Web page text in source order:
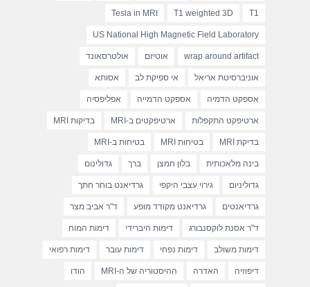
T1
T1 weighted 3D
Tesla in MRI
US National High Magnetic Field Laboratory
wrap around artifact אוטיזם אולטרסאונד
אוניברסיטת אריאל אי ספיקת לב אסותא
אספקט הדמיה אספקט הדמייה אפליפסיה
ארטיפקט התקפלות ארטיפקטים ב-MRI בדיקות MRI
בדיקת MRI בטיחות MRI בטיחות ב-MRI
בינה מלאכותית בלון חמצן ברך גדולינום
גדוליניום גירוי עצבי היקפי גרדיאנט בוחר חתך
גרדיאנטים גרדיאנט מקודד מופע ד"ר אביב מצר
ד"ר אסנת לוקסנבורג דימות היברידי דימות המוח
דימות משולב דימות נפחי דימות עובר דימות רפואי
דיפוזיה האדרה ההיסטוריה של ה-MRI הודו